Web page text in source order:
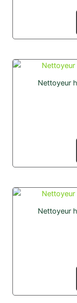
Nettoyeur
Nettoyeur